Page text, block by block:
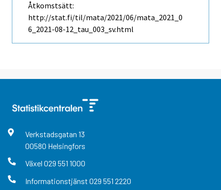
Åtkomstsätt:
http://stat.fi/til/mata/2021/06/mata_2021_0
6_2021-08-12_tau_003_sv.html
Verkstadsgatan 13
00580 Helsingfors
Växel 029 551 1000
Informationstjänst 029 551 2220